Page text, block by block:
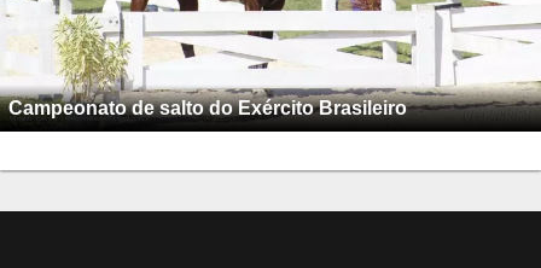
Campeonato de salto do Exército Brasileiro